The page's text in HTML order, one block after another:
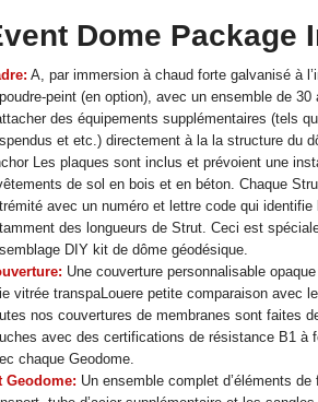
Dome Package
A, par immersion à chaud forte galvanisé à
peint (en option), avec un ensemble de
des équipements supplémentaires (tels
et etc.) directement à la la structure du
Les plaques sont inclus et prévoient une
de sol en bois et en béton. Chaque
avec un numéro et lettre code qui identifie
des longueurs de Strut. Ceci est
DIY kit de dôme géodésique.
Une couverture personnalisable
vitrée transpaLouere petite comparaison avec
nos couvertures de membranes sont faites
avec des certifications de résistance B1 à
chaque Geodome.
Geodome: Un ensemble complet d’éléments